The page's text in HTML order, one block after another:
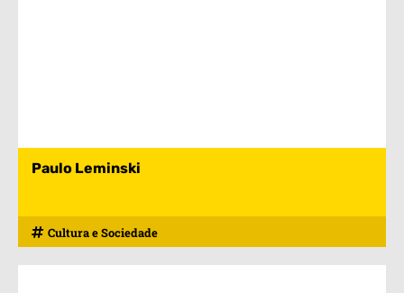
Paulo Leminski
Cultura e Sociedade